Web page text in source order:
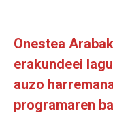
Onestea
erakundeei
auzo
programaren